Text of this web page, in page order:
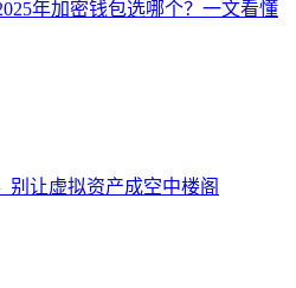
年加密钱包选哪个？一文看懂
别让虚拟资产成空中楼阁